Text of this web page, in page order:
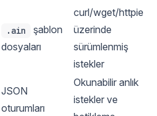
.ain
şablon
dosyaları
curl/wget/httpie
üzerinde
sürümlenmiş
istekler
JSON
oturumları
Okunabilir anlık
istekler ve